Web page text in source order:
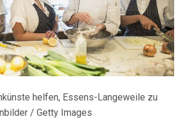
helfen, Essens-Langeweile zu
/ Getty Images